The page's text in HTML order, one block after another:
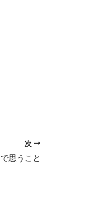
次
思うこと